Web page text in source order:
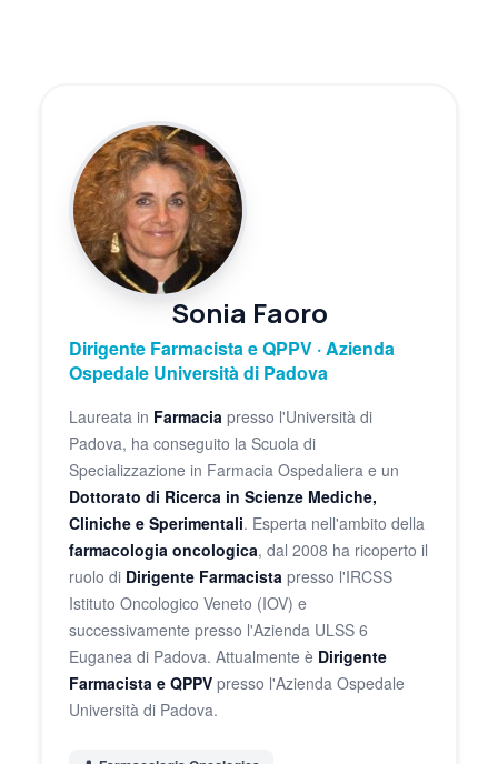
Sonia Faoro
Dirigente Farmacista e QPPV · Azienda
Ospedale Università di Padova
Laureata in Farmacia presso l'Università di
Padova, ha conseguito la Scuola di
Specializzazione in Farmacia Ospedaliera e un
Dottorato di Ricerca in Scienze Mediche,
Cliniche e Sperimentali. Esperta nell'ambito della
farmacologia oncologica, dal 2008 ha ricoperto il
ruolo di Dirigente Farmacista presso l'IRCSS
Istituto Oncologico Veneto (IOV) e
successivamente presso l'Azienda ULSS 6
Euganea di Padova. Attualmente è Dirigente
Farmacista e QPPV presso l'Azienda Ospedale
Università di Padova.